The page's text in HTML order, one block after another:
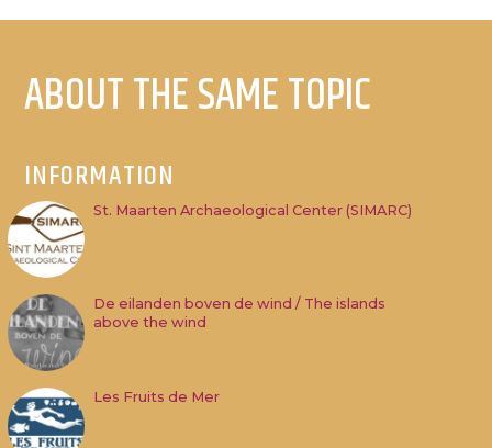
ABOUT THE SAME TOPIC
INFORMATION
St. Maarten Archaeological Center (SIMARC)
De eilanden boven de wind / The islands
above the wind
Les Fruits de Mer